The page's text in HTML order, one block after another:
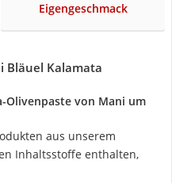
Eigengeschmack
Bläuel Kalamata
Olivenpaste von Mani um
aus unserem
Inhaltsstoffe enthalten,